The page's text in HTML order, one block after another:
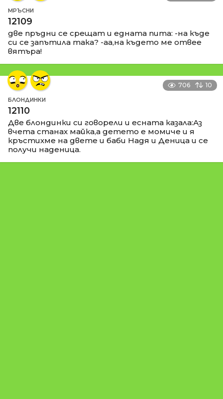
МРЪСНИ
12109
две пръдни се срещат и едната пита: -на къде
си се запътила така? -аа,на където ме отвее
вятъра!
706 10
БЛОНДИНКИ
12110
Две блондинки си говорели и есната казала:Аз
вчета станах майка,а детето е момиче и я
кръстихме на двете и баби Надя и Деница и се
получи наденица.